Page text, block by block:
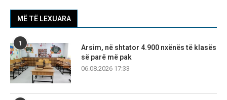
MË TË LEXUARA
1
Arsim, në shtator 4.900 nxënës të klasës
së parë më pak
06.08.2026 17:33